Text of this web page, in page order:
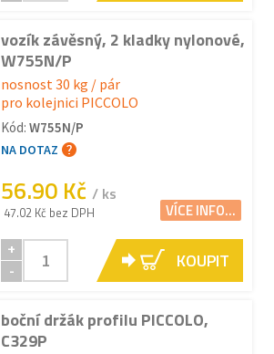
vozík závěsný, 2 kladky nylonové,
W755N/P
nosnost 30 kg / pár
pro kolejnici PICCOLO
Kód: W755N/P
NA DOTAZ
56.90 Kč / ks
47.02 Kč bez DPH VÍCE INFO...
+
-
KOUPIT
boční držák profilu PICCOLO,
C329P